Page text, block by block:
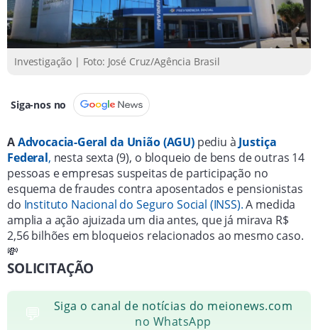
Investigação | Foto: José Cruz/Agência Brasil
Siga-nos no
AAdvocacia-Geral da União (AGU) pediu à Justiça
Federal, nesta sexta (9), o bloqueio de bens de outras 14
pessoas e empresas suspeitas de participação no
esquema de fraudes contra aposentados e pensionistas
do Instituto Nacional do Seguro Social (INSS).A medida
amplia a ação ajuizada um dia antes, que já mirava R$
2,56 bilhões em bloqueios relacionados ao mesmo caso.
💸
SOLICITAÇÃO
💬
Siga o canal de notícias do meionews.com
no WhatsApp